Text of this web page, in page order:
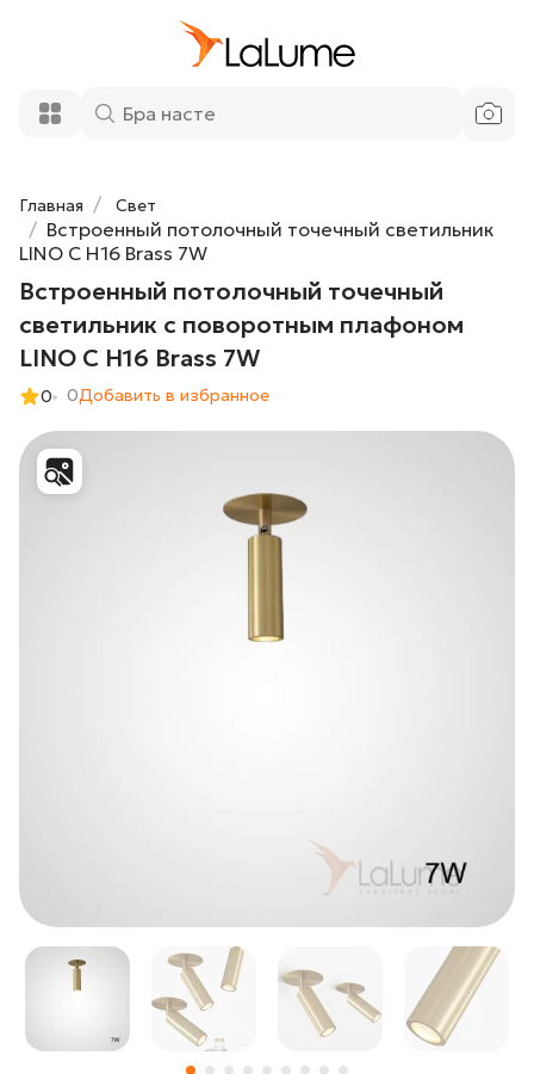
Главная Свет
Встроенный потолочный точечный светильник
LINO C H16 Brass 7W
Встроенный потолочный точечный
светильник с поворотным плафоном
LINO C H16 Brass 7W
0 0Добавить в избранное
светильник с поворотным плафоном
LINO C H16 Brass 7W